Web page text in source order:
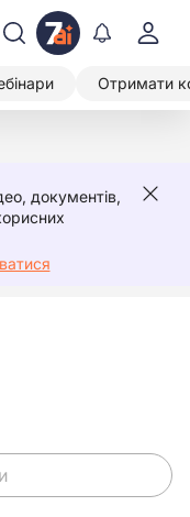
Отримати
документів,